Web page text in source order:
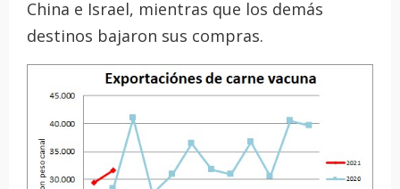
China e Israel, mientras que los demás
destinos bajaron sus compras.